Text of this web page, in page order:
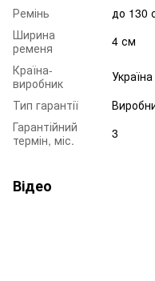
Ремінь
до 130
Ширина
ременя
4 см
Країна-
виробник
Україна
Тип гарантії
Гарантійний
термін, міс.
3
Відео